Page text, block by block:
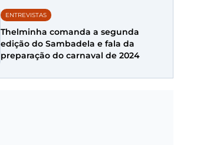
ENTREVISTAS
Thelminha comanda a segunda
edição do Sambadela e fala da
preparação do carnaval de 2024